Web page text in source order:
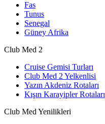
Fas
Tunus
Senegal
Güney Afrika
Club Med 2
Cruise Gemisi Turları
Club Med 2 Yelkenlisi
Yazın Akdeniz Rotaları
Kışın Karayipler Rotaları
Club Med Yenilikleri